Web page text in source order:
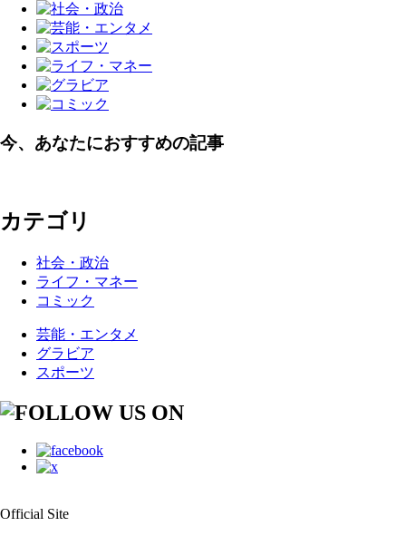
今、あなたにおすすめの記事
カテゴリ
社会・政治
ライフ・マネー
コミック
芸能・エンタメ
グラビア
スポーツ
Official Site